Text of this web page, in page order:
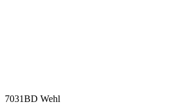
7031BD Wehl